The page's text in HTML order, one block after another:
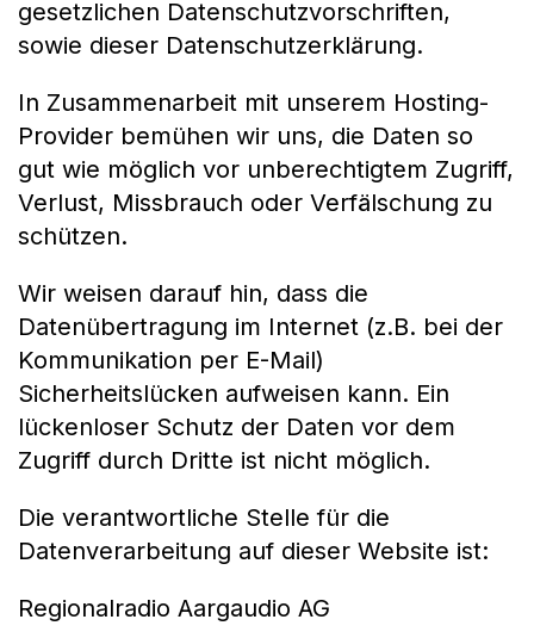
gesetzlichen Datenschutzvorschriften,
sowie dieser Datenschutzerklärung.
In Zusammenarbeit mit unserem Hosting-
Provider bemühen wir uns, die Daten so
gut wie möglich vor unberechtigtem Zugriff,
Verlust, Missbrauch oder Verfälschung zu
schützen.
Wir weisen darauf hin, dass die
Datenübertragung im Internet (z.B. bei der
Kommunikation per E-Mail)
Sicherheitslücken aufweisen kann. Ein
lückenloser Schutz der Daten vor dem
Zugriff durch Dritte ist nicht möglich.
Die verantwortliche Stelle für die
Datenverarbeitung auf dieser Website ist:
Regionalradio Aargaudio AG